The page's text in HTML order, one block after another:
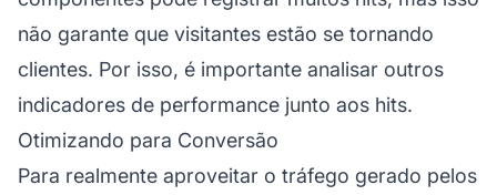
não garante que visitantes estão se tornando
clientes. Por isso, é importante analisar outros
indicadores de performance junto aos hits.
Otimizando para Conversão
Para realmente aproveitar o tráfego gerado pelos